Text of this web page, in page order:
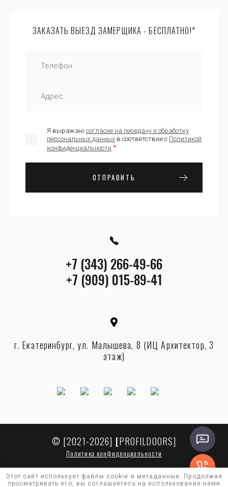
ЗАКАЗАТЬ ВЫЕЗД ЗАМЕРЩИКА - БЕСПЛАТНО!*
Я выражаю согласие на передачу и обработку
персональных данных в соответствии с Политикой
конфиденциальности *
ОТПРАВИТЬ
+7 (343) 266-49-66
+7 (909) 015-89-41
г. Екатеринбург, ул. Малышева, 8 (ИЦ Архитектор, 3
этаж)
© [2021-2026] [PROFILDOORS]
Политика конфиденциальности
Этот сайт использует файлы cookie и метаданные. Продолжая
просматривать его, вы соглашаетесь на использование нами